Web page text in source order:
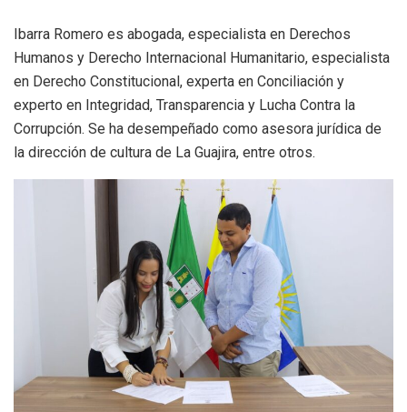
Ibarra Romero es abogada, especialista en Derechos
Humanos y Derecho Internacional Humanitario, especialista
en Derecho Constitucional, experta en Conciliación y
experto en Integridad, Transparencia y Lucha Contra la
Corrupción. Se ha desempeñado como asesora jurídica de
la dirección de cultura de La Guajira, entre otros.